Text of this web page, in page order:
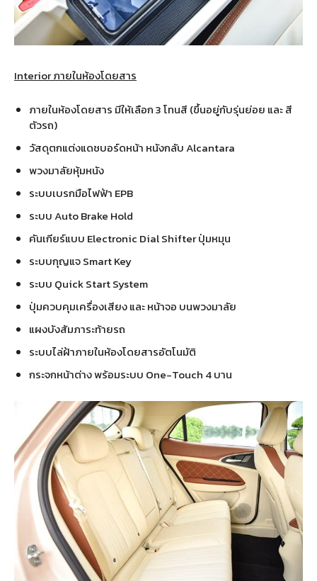
Interior ภายในห้องโดยสาร
ภายในห้องโดยสาร มีให้เลือก 3 โทนสี (ขึ้นอยู่กับรุ่นย่อย และ สี
ตัวรถ)
วัสดุตกแต่งแดชบอร์ดหน้า หนังกลับ Alcantara
พวงมาลัยหุ้มหนัง
ระบบเบรกมือไฟฟ้า EPB
ระบบ Auto Brake Hold
คันเกียร์แบบ Electronic Dial Shifter ปุ่มหมุน
ระบบกุญแจ Smart Key
ระบบ Quick Start System
ปุ่มควบคุมเครื่องเสียง และ หน้าจอ บนพวงมาลัย
แผงบังสัมภาระท้ายรถ
ระบบไล่ฝ้าภายในห้องโดยสารอัตโนมัติ
กระจกหน้าต่าง พร้อมระบบ One-Touch 4 บาน